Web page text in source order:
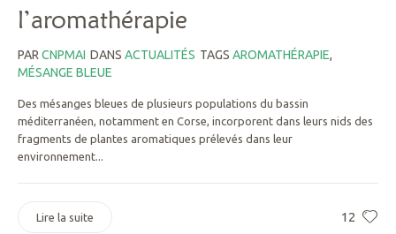
l’aromathérapie
PAR CNPMAI DANS ACTUALITÉS TAGS AROMATHÉRAPIE,
MÉSANGE BLEUE
Des mésanges bleues de plusieurs populations du bassin
méditerranéen, notamment en Corse, incorporent dans leurs nids des
fragments de plantes aromatiques prélevés dans leur
environnement...
12
Lire la suite